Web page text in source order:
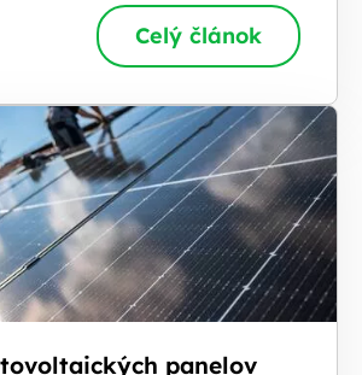
Celý článok
panelov